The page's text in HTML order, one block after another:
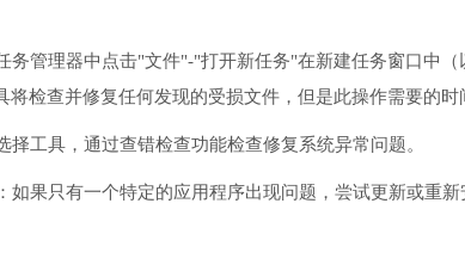
务管理器中点击"文件"-"打开新任务"在新建任务窗口中（
检查并修复任何发现的受损文件，但是此操作需要的时
择工具，通过查错检查功能检查修复系统异常问题。
如果只有一个特定的应用程序出现问题，尝试更新或重